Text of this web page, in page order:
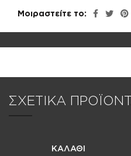
Μοιραστείτε το
ΣΧΕΤΙΚΑ
ΚΑΛΑΘΙ